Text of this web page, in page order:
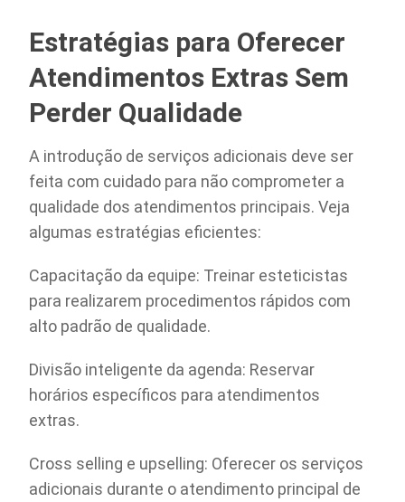
Estratégias para Oferecer
Atendimentos Extras Sem
Perder Qualidade
A introdução de serviços adicionais deve ser
feita com cuidado para não comprometer a
qualidade dos atendimentos principais. Veja
algumas estratégias eficientes:
Capacitação da equipe: Treinar esteticistas
para realizarem procedimentos rápidos com
alto padrão de qualidade.
Divisão inteligente da agenda: Reservar
horários específicos para atendimentos
extras.
Cross selling e upselling: Oferecer os serviços
adicionais durante o atendimento principal de